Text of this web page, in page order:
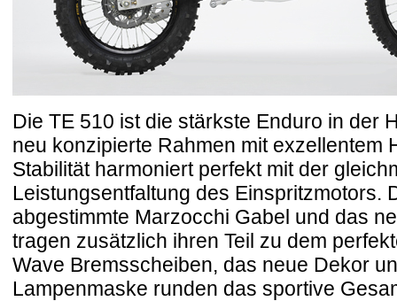
Die TE 510 ist die stärkste Enduro in der
neu konzipierte Rahmen mit exzellentem
Stabilität harmoniert perfekt mit der
Leistungsentfaltung des Einspritzmotors.
abgestimmte Marzocchi Gabel und das
tragen zusätzlich ihren Teil zu dem
Wave Bremsscheiben, das neue Dekor
Lampenmaske runden das sportive